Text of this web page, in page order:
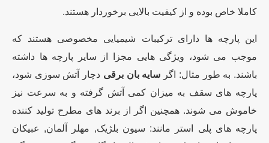
کاملا خاص بوده و از کیفیت بالایی برخوردار هستند.
این پارچه ها دارای ترکیبات شیمیایی مخصوصی هستند که
موجب می شود، ویژگی هایی مجزا از سایر پارچه ها داشته
باشند. به طور مثال: اگر سایه بان برقی دچار آتش سوزی شود،
پارچه های سقف به میزان کمی آتش گرفته و به سرعت نیز
خاموش می شوند. همچنین اگر از برند های مطرح تولید کننده
پارچه های پلی استر مانند: سیون بلژیک, مهلر آلمان, عبیکان